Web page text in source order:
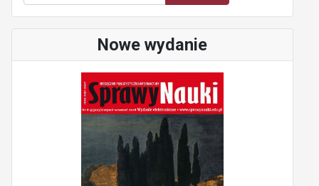
Nowe wydanie